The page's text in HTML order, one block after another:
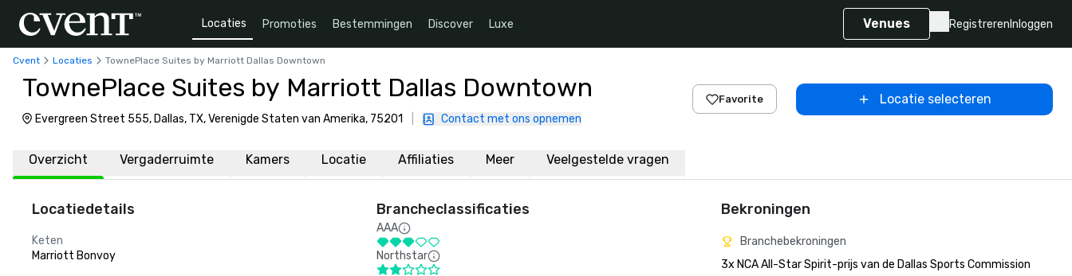
Locaties Promoties Bestemmingen Discover Luxe Venues Registreren Inloggen
Cvent Locaties TownePlace Suites by Marriott Dallas Downtown
TownePlace Suites by Marriott Dallas Downtown
Evergreen Street 555, Dallas, TX, Verenigde Staten van Amerika, 75201 Contact met ons opnemen
Favorite Locatie selecteren
Overzicht Vergaderruimte Kamers Locatie Affiliaties Meer Veelgestelde vragen
Locatiedetails
Keten
Marriott Bonvoy
Brancheclassificaties
AAA
Northstar
Bekroningen
Branchebekroningen
3x NCA All-Star Spirit-prijs van de Dallas Sports Commission